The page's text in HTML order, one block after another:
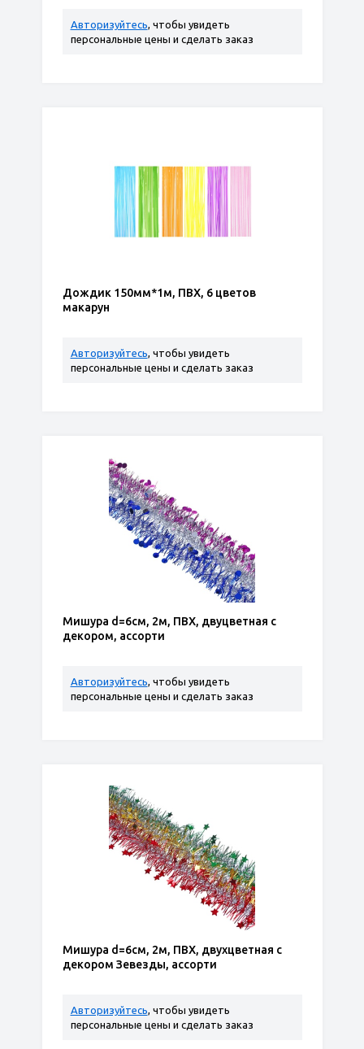
Авторизуйтесь, чтобы увидеть
персональные цены и сделать заказ
Дождик 150мм*1м, ПВХ, 6 цветов
макарун
Авторизуйтесь, чтобы увидеть
персональные цены и сделать заказ
Мишура d=6см, 2м, ПВХ, двуцветная с
декором, ассорти
Авторизуйтесь, чтобы увидеть
персональные цены и сделать заказ
Мишура d=6см, 2м, ПВХ, двухцветная с
декором Зевезды, ассорти
Авторизуйтесь, чтобы увидеть
персональные цены и сделать заказ